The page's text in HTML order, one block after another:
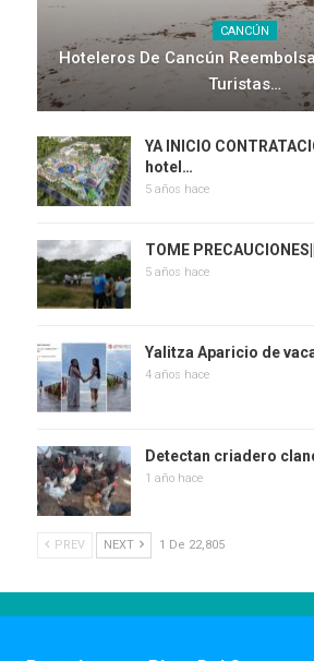
CANCÚN
Hoteleros De Cancún
Turistas…
YA INICIO
hotel…
5 años hace
TOME
5 años hace
Yalitza Aparicio de
4 años hace
Detectan criadero
1 año hace
PREV NEXT 1 De 22,805